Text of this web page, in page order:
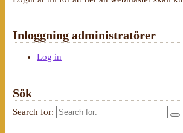
Inloggning administratörer
Log in
Sök
Search for: